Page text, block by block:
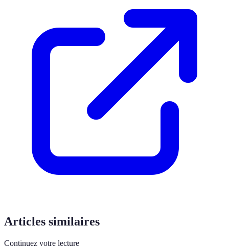
Articles similaires
Continuez votre lecture